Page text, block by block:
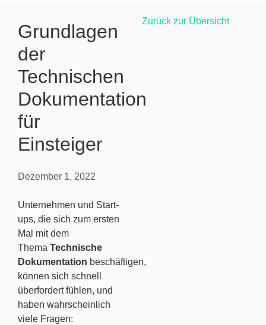
Grundlagen
der
Technischen
Dokumentation
für
Einsteiger
Dezember 1, 2022
Unternehmen und Start-
ups, die sich zum ersten
Mal mit dem
Thema Technische
Dokumentation beschäftigen,
können sich schnell
überfordert fühlen, und
haben wahrscheinlich
viele Fragen:
Zurück zur Übersicht